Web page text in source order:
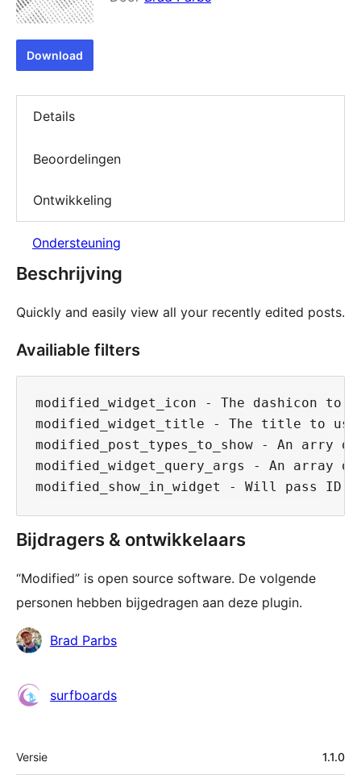
Download
Details
Beoordelingen
Ontwikkeling
Ondersteuning
Beschrijving
Quickly and easily view all your recently edited posts.
Availiable filters
modified_widget_icon - The dashicon to
modified_widget_title - The title to use
modified_post_types_to_show - An
modified_widget_query_args - An array
Bijdragers & ontwikkelaars
“Modified” is open source software. De volgende
personen hebben bijgedragen aan deze plugin.
BijdragersBrad Parbs
surfboards
Meta
Versie 1.1.0